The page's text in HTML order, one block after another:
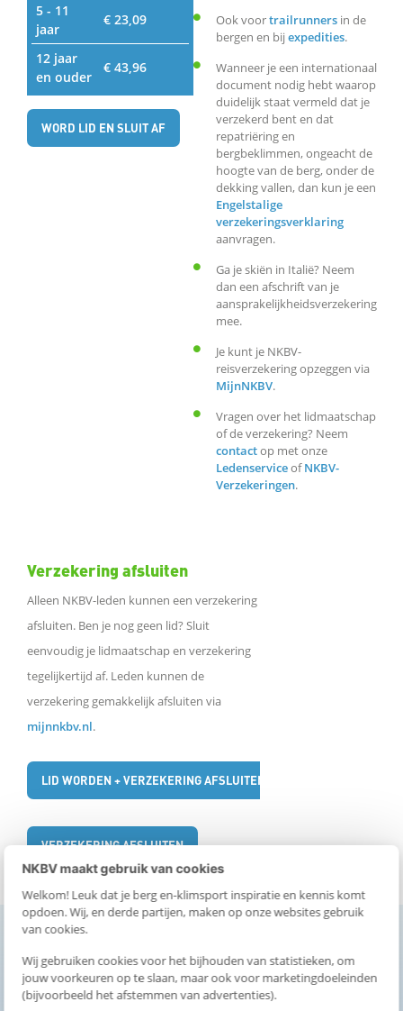
NKBV maakt gebruik van cookies
Welkom! Leuk dat je berg en-klimsport inspiratie en kennis komt
opdoen. Wij, en derde partijen, maken op onze websites gebruik
van cookies.
Wij gebruiken cookies voor het bijhouden van statistieken, om
jouw voorkeuren op te slaan, maar ook voor marketingdoeleinden
(bijvoorbeeld het afstemmen van advertenties).
5 - 11
jaar
€ 23,09
12 jaar
en ouder
€ 43,96
WORD LID EN SLUIT AF
Ook voortrailrunners in de
bergen en bijexpedities.
Wanneer je een internationaal
document nodig hebt waarop
duidelijk staat vermeld dat je
verzekerd bent en dat
repatriëring en
bergbeklimmen, ongeacht de
hoogte van de berg, onder de
dekking vallen, dan kun je een
Engelstalige
verzekeringsverklaring
aanvragen.
Ga je skiën in Italië? Neem
dan een afschrift van je
aansprakelijkheidsverzekering
mee.
Je kunt je NKBV-
reisverzekering opzeggen via
MijnNKBV.
Vragen over het lidmaatschap
of de verzekering? Neem
contactop met onze
LedenserviceofNKBV-
Verzekeringen.
Verzekering afsluiten
Alleen NKBV-leden kunnen een verzekering
afsluiten. Ben je nog geen lid? Sluit
eenvoudig je lidmaatschap en verzekering
tegelijkertijd af. Leden kunnen de
verzekering gemakkelijk afsluiten via
mijnnkbv.nl.
LID WORDEN + VERZEKERING AFSLUITEN
VERZEKERING AFSLUITEN